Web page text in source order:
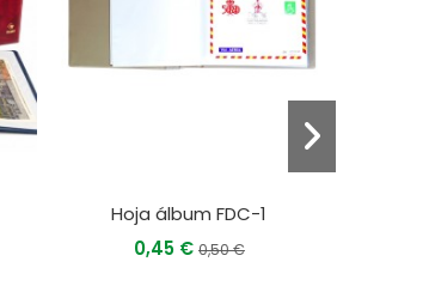
Hoja álbum FDC-1
0,45 € 0,50 €